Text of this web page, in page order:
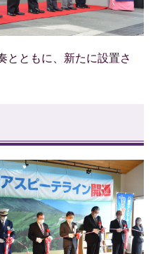
とともに、新たに設置さ